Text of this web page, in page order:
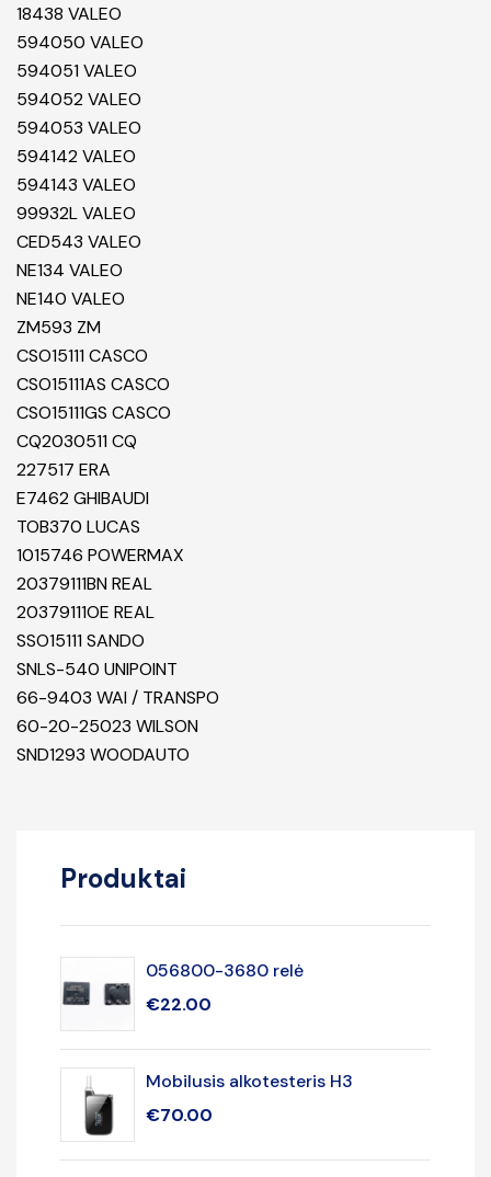
18438 VALEO
594050 VALEO
594051 VALEO
594052 VALEO
594053 VALEO
594142 VALEO
594143 VALEO
99932L VALEO
CED543 VALEO
NE134 VALEO
NE140 VALEO
ZM593 ZM
CSO15111 CASCO
CSO15111AS CASCO
CSO15111GS CASCO
CQ2030511 CQ
227517 ERA
E7462 GHIBAUDI
TOB370 LUCAS
1015746 POWERMAX
20379111BN REAL
20379111OE REAL
SSO15111 SANDO
SNLS-540 UNIPOINT
66-9403 WAI / TRANSPO
60-20-25023 WILSON
SND1293 WOODAUTO
Produktai
056800-3680 relė
€22.00
Mobilusis alkotesteris H3
€70.00